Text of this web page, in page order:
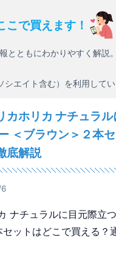
こで買えます！
とともにわかりやすく解説
エイト含む）を利用してい
ホリカ ナチュラル
＜ブラウン＞２本
底解説
6
ナチュラルに目元際立
ットはどこで買える？